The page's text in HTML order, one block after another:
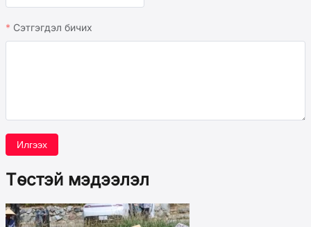
Сэтгэгдэл бичих
Илгээх
Төстэй мэдээлэл